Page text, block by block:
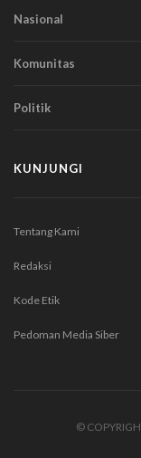
Nasional
Komunitas
Politik
KUNJUNGI
Tentang Kami
Redaksi
Kode Etik
Pedoman Media Siber
©